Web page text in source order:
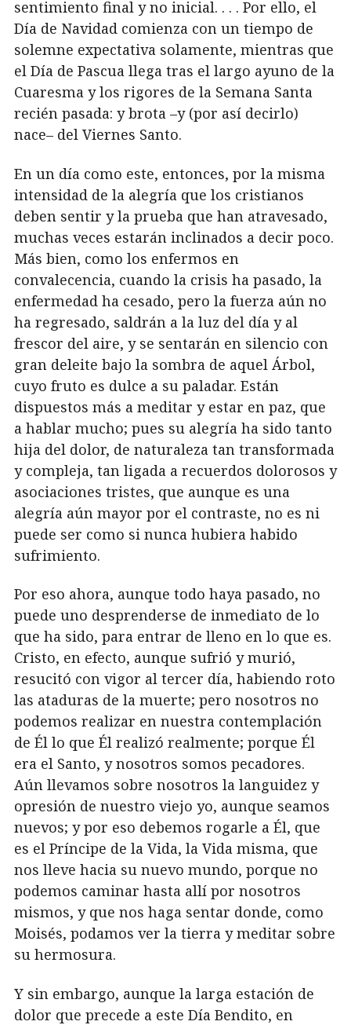
sentimiento final y no inicial. . . . Por ello, el
Día de Navidad comienza con un tiempo de
solemne expectativa solamente, mientras que
el Día de Pascua llega tras el largo ayuno de la
Cuaresma y los rigores de la Semana Santa
recién pasada: y brota –y (por así decirlo)
nace– del Viernes Santo.
En un día como este, entonces, por la misma
intensidad de la alegría que los cristianos
deben sentir y la prueba que han atravesado,
muchas veces estarán inclinados a decir poco.
Más bien, como los enfermos en
convalecencia, cuando la crisis ha pasado, la
enfermedad ha cesado, pero la fuerza aún no
ha regresado, saldrán a la luz del día y al
frescor del aire, y se sentarán en silencio con
gran deleite bajo la sombra de aquel Árbol,
cuyo fruto es dulce a su paladar. Están
dispuestos más a meditar y estar en paz, que
a hablar mucho; pues su alegría ha sido tanto
hija del dolor, de naturaleza tan transformada
y compleja, tan ligada a recuerdos dolorosos y
asociaciones tristes, que aunque es una
alegría aún mayor por el contraste, no es ni
puede ser como si nunca hubiera habido
sufrimiento.
Por eso ahora, aunque todo haya pasado, no
puede uno desprenderse de inmediato de lo
que ha sido, para entrar de lleno en lo que es.
Cristo, en efecto, aunque sufrió y murió,
resucitó con vigor al tercer día, habiendo roto
las ataduras de la muerte; pero nosotros no
podemos realizar en nuestra contemplación
de Él lo que Él realizó realmente; porque Él
era el Santo, y nosotros somos pecadores.
Aún llevamos sobre nosotros la languidez y
opresión de nuestro viejo yo, aunque seamos
nuevos; y por eso debemos rogarle a Él, que
es el Príncipe de la Vida, la Vida misma, que
nos lleve hacia su nuevo mundo, porque no
podemos caminar hasta allí por nosotros
mismos, y que nos haga sentar donde, como
Moisés, podamos ver la tierra y meditar sobre
su hermosura.
Y sin embargo, aunque la larga estación de
dolor que precede a este Día Bendito, en